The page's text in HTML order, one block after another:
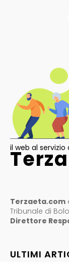
il web al
Terzaeta.com
Tribunale di
Direttore
ULTIMI